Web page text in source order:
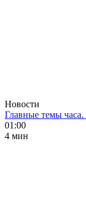
Новости
Главные темы часа.
01:00
4 мин